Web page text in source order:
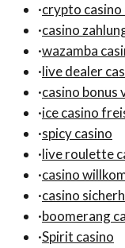
·crypto casino
·casino
·wazamba
·live dealer
·casino bonus
·ice casino
·spicy casino
·live roulette
·casino
·casino
·boomerang
·Spirit casino